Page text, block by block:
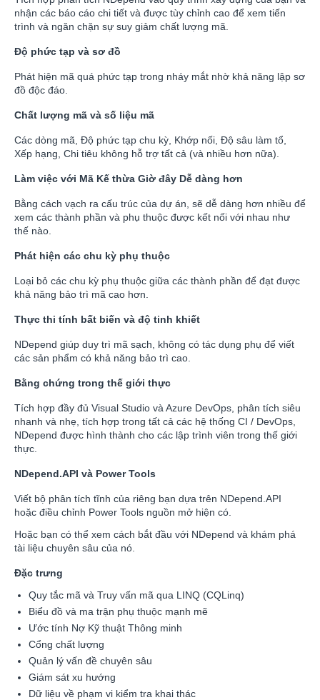
nhận các báo cáo chi tiết và được tùy chỉnh cao để xem tiến
trình và ngăn chặn sự suy giảm chất lượng mã.
Độ phức tạp và sơ đồ
Phát hiện mã quá phức tạp trong nháy mắt nhờ khả năng lập sơ
đồ độc đáo.
Chất lượng mã và số liệu mã
Các dòng mã, Độ phức tạp chu kỳ, Khớp nối, Độ sâu làm tổ,
Xếp hạng, Chi tiêu không hỗ trợ tất cả (và nhiều hơn nữa).
Làm việc với Mã Kế thừa Giờ đây Dễ dàng hơn
Bằng cách vạch ra cấu trúc của dự án, sẽ dễ dàng hơn nhiều để
xem các thành phần và phụ thuộc được kết nối với nhau như
thế nào.
Phát hiện các chu kỳ phụ thuộc
Loại bỏ các chu kỳ phụ thuộc giữa các thành phần để đạt được
khả năng bảo trì mã cao hơn.
Thực thi tính bất biến và độ tinh khiết
NDepend giúp duy trì mã sạch, không có tác dụng phụ để viết
các sản phẩm có khả năng bảo trì cao.
Bằng chứng trong thế giới thực
Tích hợp đầy đủ Visual Studio và Azure DevOps, phân tích siêu
nhanh và nhẹ, tích hợp trong tất cả các hệ thống CI / DevOps,
NDepend được hình thành cho các lập trình viên trong thế giới
thực.
NDepend.API và Power Tools
Viết bộ phân tích tĩnh của riêng bạn dựa trên NDepend.API
hoặc điều chỉnh Power Tools nguồn mở hiện có.
Hoặc bạn có thể xem cách bắt đầu với NDepend và khám phá
tài liệu chuyên sâu của nó.
Đặc trưng
Quy tắc mã và Truy vấn mã qua LINQ (CQLinq)
Biểu đồ và ma trận phụ thuộc mạnh mẽ
Ước tính Nợ Kỹ thuật Thông minh
Cổng chất lượng
Quản lý vấn đề chuyên sâu
Giám sát xu hướng
Dữ liệu về phạm vi kiểm tra khai thác